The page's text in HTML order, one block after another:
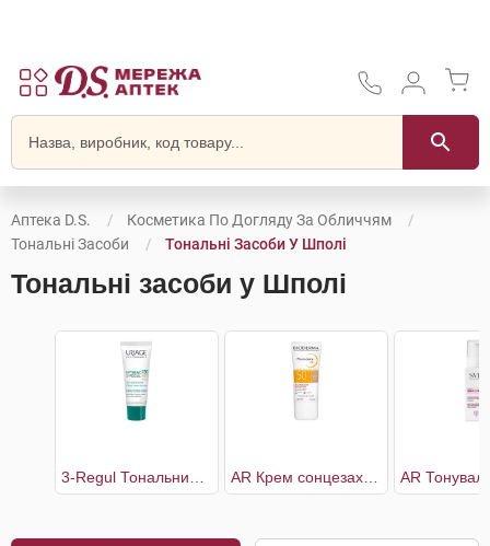
Аптека D.S.
Косметика По Догляду За Обличчям
Тональні Засоби
Тональні Засоби У Шполі
Тональні засоби у Шполі